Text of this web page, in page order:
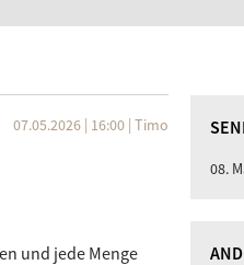
07.05.2026 | 16:00 | Timo
und jede Menge
08.